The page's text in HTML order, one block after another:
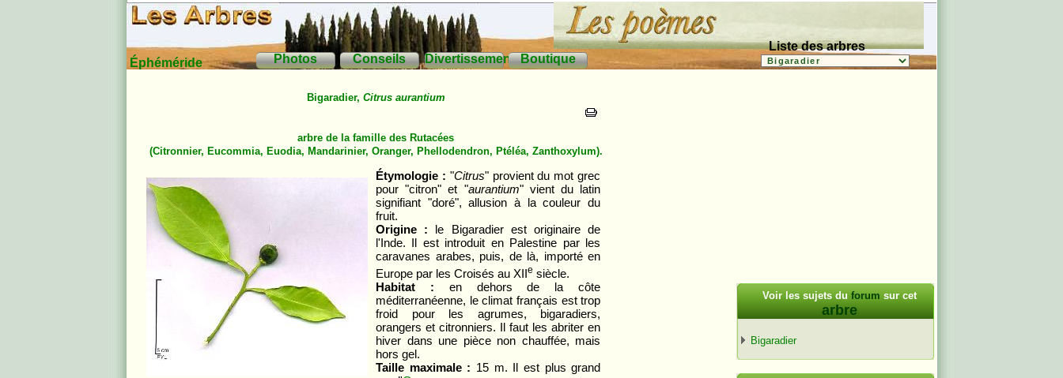
Éphéméride Photos Conseils DivertissementsBoutique
Liste des arbres
Bigaradier, Citrus aurantium
arbre de la famille des Rutacées
(Citronnier, Eucommia, Euodia, Mandarinier, Oranger, Phellodendron, Ptéléa, Zanthoxylum).
Étymologie : "Citrus" provient du mot grec
pour "citron" et "aurantium" vient du latin
signifiant "doré", allusion à la couleur du
fruit.
Origine : le Bigaradier est originaire de
l'Inde. Il est introduit en Palestine par les
caravanes arabes, puis, de là, importé en
Europe par les Croisés au XII e siècle.
Habitat : en dehors de la côte
méditerranéenne, le climat français est trop
froid pour les agrumes, bigaradiers,
orangers et citronniers. Il faut les abriter en
hiver dans une pièce non chauffée, mais
hors gel.
Taille maximale : 15 m. Il est plus grand
Voir les sujets du forum sur cet
arbre
Bigaradier